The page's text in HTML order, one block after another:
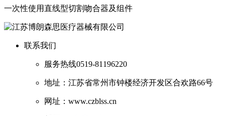
一次性使用直线型切割吻合器及组件
联系我们
服务热线0519-81196220
地址：江苏省常州市钟楼经济开发区合欢路66号
网址：www.czblss.cn